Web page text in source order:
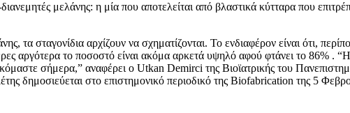
μελάνης: η μία που αποτελείται από βλαστικά κύτταρα που
τα σταγονίδια αρχίζουν να σχηματίζονται. Το ενδιαφέρον είναι ότι,
αργότερα το ποσοστό είναι ακόμα αρκετά υψηλό αφού φτάνει το 86% .
σήμερα,” αναφέρει ο Utkan Demirci της Βιοϊατρικής του
δημοσιεύεται στο επιστημονικό περιοδικό της Biofabrication της 5